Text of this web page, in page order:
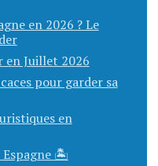
en 2026 ? Le
en Juillet 2026
pour garder sa
en
Espagne 🏝️